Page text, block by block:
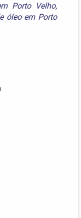
Porto Velho,
óleo em Porto